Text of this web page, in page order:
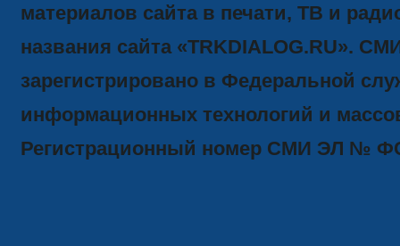
материалов сайта в печати, ТВ и
названия сайта «TRKDIALOG.RU».
зарегистрировано в Федеральной
информационных технологий и
Регистрационный номер СМИ ЭЛ №